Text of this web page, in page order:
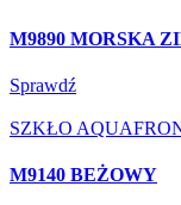
M9890 MORSKA
Sprawdź
SZKŁO
M9140 BEŻOWY